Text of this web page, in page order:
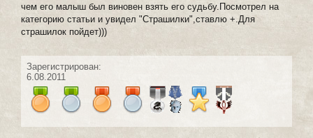
чем его малыш был виновен взять его судьбу.Посмотрел на
категорию статьи и увидел "Страшилки",ставлю +.Для
страшилок пойдет)))
Зарегистрирован:
6.08.2011